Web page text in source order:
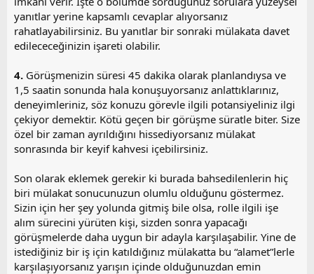
yanıtlar yerine kapsamlı cevaplar alıyorsanız
rahatlayabilirsiniz. Bu yanıtlar bir sonraki mülakata davet
edilececeğinizin işareti olabilir.
4. Görüşmenizin süresi 45 dakika olarak planlandıysa ve
1,5 saatin sonunda hala konuşuyorsanız anlattıklarınız,
deneyimleriniz, söz konuzu görevle ilgili potansiyeliniz ilgi
çekiyor demektir. Kötü geçen bir görüşme süratle biter. Size
özel bir zaman ayrıldığını hissediyorsanız mülakat
sonrasında bir keyif kahvesi içebilirsiniz.
Son olarak eklemek gerekir ki burada bahsedilenlerin hiç
biri mülakat sonucunuzun olumlu olduğunu göstermez.
Sizin için her şey yolunda gitmiş bile olsa, rolle ilgili işe
alım sürecini yürüten kişi, sizden sonra yapacağı
görüşmelerde daha uygun bir adayla karşılaşabilir. Yine de
istediğiniz bir iş için katıldığınız mülakatta bu “alamet”lerle
karşılaşıyorsanız yarışın içinde olduğunuzdan emin